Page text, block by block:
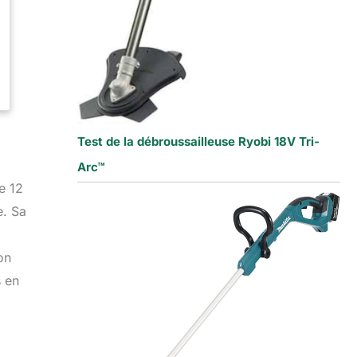
12
Sa
en
Test de la débroussailleuse Ryobi 18V Tri-
Arc™